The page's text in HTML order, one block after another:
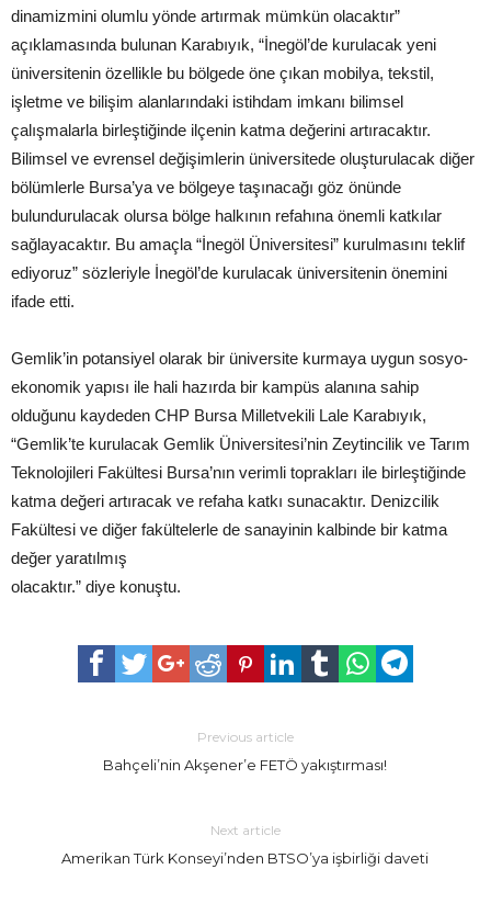
dinamizmini olumlu yönde artırmak mümkün olacaktır”
açıklamasında bulunan Karabıyık, “İnegöl’de kurulacak yeni
üniversitenin özellikle bu bölgede öne çıkan mobilya, tekstil,
işletme ve bilişim alanlarındaki istihdam imkanı bilimsel
çalışmalarla birleştiğinde ilçenin katma değerini artıracaktır.
Bilimsel ve evrensel değişimlerin üniversitede oluşturulacak diğer
bölümlerle Bursa’ya ve bölgeye taşınacağı göz önünde
bulundurulacak olursa bölge halkının refahına önemli katkılar
sağlayacaktır. Bu amaçla “İnegöl Üniversitesi” kurulmasını teklif
ediyoruz” sözleriyle İnegöl’de kurulacak üniversitenin önemini
ifade etti.
Gemlik’in potansiyel olarak bir üniversite kurmaya uygun sosyo-
ekonomik yapısı ile hali hazırda bir kampüs alanına sahip
olduğunu kaydeden CHP Bursa Milletvekili Lale Karabıyık,
“Gemlik’te kurulacak Gemlik Üniversitesi’nin Zeytincilik ve Tarım
Teknolojileri Fakültesi Bursa’nın verimli toprakları ile birleştiğinde
katma değeri artıracak ve refaha katkı sunacaktır. Denizcilik
Fakültesi ve diğer fakültelerle de sanayinin kalbinde bir katma
değer yaratılmış
olacaktır.” diye konuştu.
Previous article
Bahçeli’nin Akşener’e FETÖ yakıştırması!
Next article
Amerikan Türk Konseyi’nden BTSO’ya işbirliği daveti